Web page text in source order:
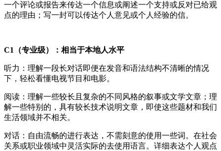
一个评论或报告来传达一个信息或阐述一个支持或反对已给观
点的理由；写一封可以传达个人意见或个人经验的信。
C1（专业级）：相当于本地人水平
听力：理解一段长对话即便在发音和语法结构不清晰的情况
下，轻松看懂电视节目和电影。
阅读：理解一些较长且复杂的不同风格的叙事或文学文章；理
解一些特别的，具有较长技术说明文章，即使这些题材和我们
生活领域并不相关。
对话：自由流畅的进行表达，不需刻意的使用一些词。在社会
关系或职业领域中灵活实际的去使用语言。详细表达个人观点